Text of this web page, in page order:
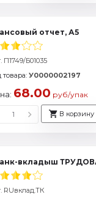
отчет, А5
П1749/Б01035
товара: У0000002197
68.00 руб/упак
В корзину
вкладыш
RUвклад.ТК